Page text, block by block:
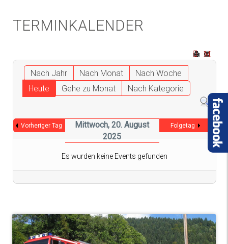
TERMINKALENDER
Nach Jahr Nach Monat
Nach Woche
Heute
Gehe zu Monat Nach Kategorie
Vorheriger Tag
Mittwoch, 20. August
2025
Folgetag
Es wurden keine Events gefunden